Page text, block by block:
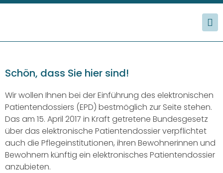
Schön, dass Sie hier sind!
Wir wollen Ihnen bei der Einführung des elektronischen
Patientendossiers (EPD) bestmöglich zur Seite stehen.
Das am 15. April 2017 in Kraft getretene Bundesgesetz
über das elektronische Patientendossier verpflichtet
auch die Pflegeinstitutionen, ihren Bewohnerinnen und
Bewohnern künftig ein elektronisches Patientendossier
anzubieten.